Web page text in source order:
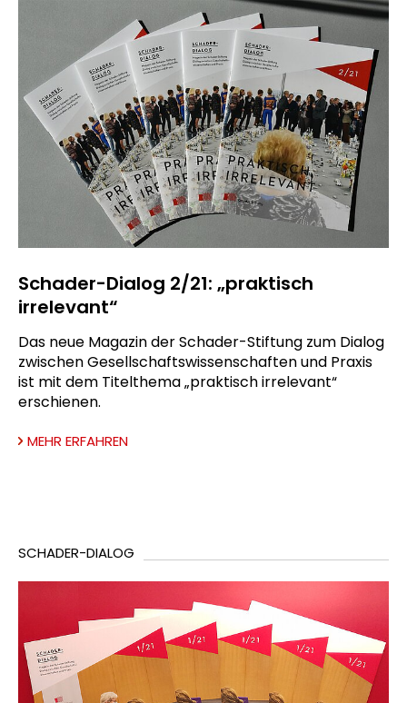
Schader-Dialog 2/21: „praktisch
irrelevant“
Das neue Magazin der Schader-Stiftung zum Dialog
zwischen Gesellschaftswissenschaften und Praxis
ist mit dem Titelthema „praktisch irrelevant“
erschienen.
MEHR ERFAHREN
SCHADER-DIALOG